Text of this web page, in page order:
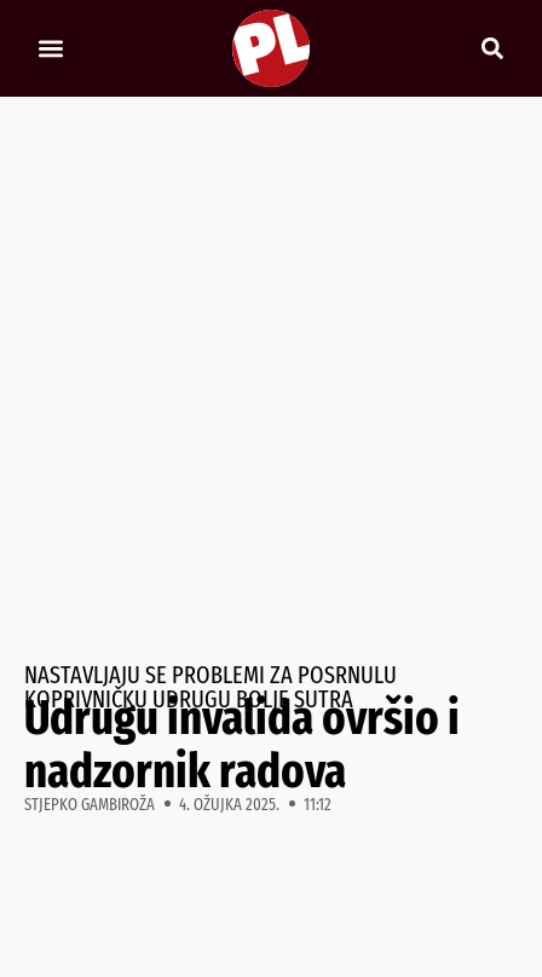
NASTAVLJAJU SE PROBLEMI ZA POSRNULU
KOPRIVNIČKU UDRUGU BOLJE SUTRA
Udrugu invalida ovršio i
nadzornik radova
STJEPKO GAMBIROŽA 4. OŽUJKA 2025. 11:12